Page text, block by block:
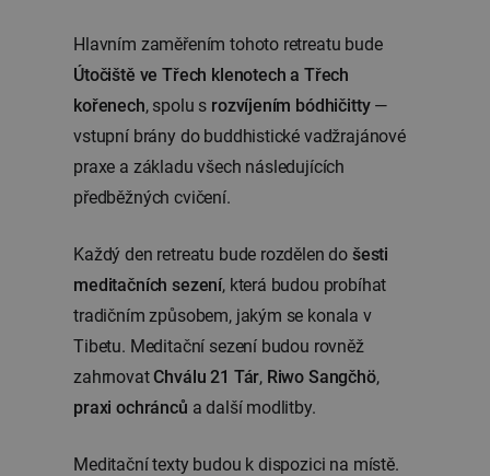
Hlavním zaměřením tohoto retreatu bude
Útočiště ve Třech klenotech a Třech
kořenech, spolu s rozvíjením bódhičitty—
vstupní brány do buddhistické vadžrajánové
praxe a základu všech následujících
předběžných cvičení.
Každý den retreatu bude rozdělen do šesti
meditačních sezení, která budou probíhat
tradičním způsobem, jakým se konala v
Tibetu. Meditační sezení budou rovněž
zahrnovatChválu 21 Tár, Riwo Sangčhö,
praxi ochránců a další modlitby.
Meditační texty budou k dispozici na místě.